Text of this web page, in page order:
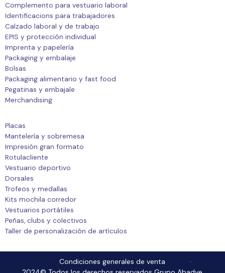
Complemento para vestuario laboral
Identificacions para trabajadores
Calzado laboral y de trabajo
EPIS y protección individual
Imprenta y papelería
Packaging y embalaje
Bolsas
Packaging alimentario y fast food
Pegatinas y embajale
Merchandising
Placas
Mantelería y sobremesa
Impresión gran formato
Rotulacliente
Vestuario deportivo
Dorsales
Trofeos y medallas
Kits mochila corredor
Vestuarios portátiles
Peñas, clubs y colectivos
Taller de personalización de artículos
Condiciones generales de venta